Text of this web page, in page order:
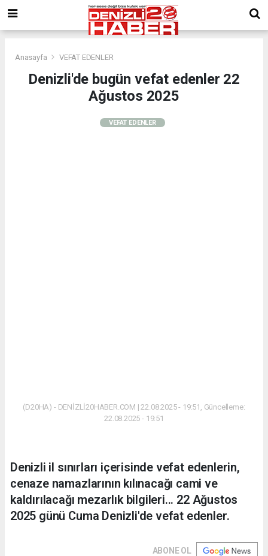
Anasayfa VEFAT EDENLER
Denizli'de bugün vefat edenler 22
Ağustos 2025
VEFAT EDENLER
(D20HA) - DENİZLİ20HABER.COM | 22.08.2025 - 19:51, Güncelleme:
22.08.2025 - 19:51
Denizli il sınırları içerisinde vefat edenlerin,
cenaze namazlarının kılınacağı cami ve
kaldırılacağı mezarlık bilgileri... 22 Ağustos
2025 günü Cuma Denizli'de vefat edenler.
ABONE OL